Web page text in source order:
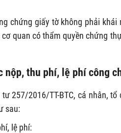
chứng giấy tờ không phải
quan có thẩm quyền chứng
nộp, thu phí, lệ phí công
257/2016/TT-BTC, cá nhân,
sau:
lệ phí: